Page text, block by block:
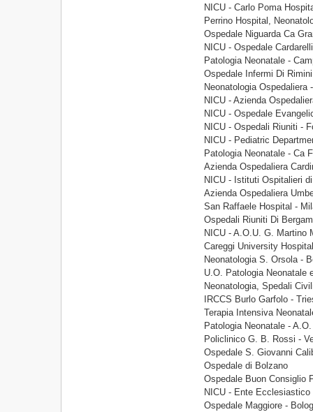
NICU - Carlo Poma
Perrino Hospital,
Ospedale Niguarda Ca
NICU - Ospedale
Patologia Neonatale -
Ospedale Infermi Di
Neonatologia Ospedaliera
NICU - Azienda
NICU - Ospedale
NICU - Ospedali Riuniti -
NICU - Pediatric
Patologia Neonatale - Ca
Azienda Ospedaliera
NICU - Istituti Ospitalieri
Azienda Ospedaliera
San Raffaele Hospital -
Ospedali Riuniti Di
NICU - A.O.U. G. Martino
Careggi University
Neonatologia S. Orsola -
U.O. Patologia Neonatale
Neonatologia, Spedali
IRCCS Burlo Garfolo -
Terapia Intensiva
Patologia Neonatale -
Policlinico G. B. Rossi -
Ospedale S. Giovanni
Ospedale di Bolzano
Ospedale Buon Consiglio
NICU - Ente
Ospedale Maggiore -